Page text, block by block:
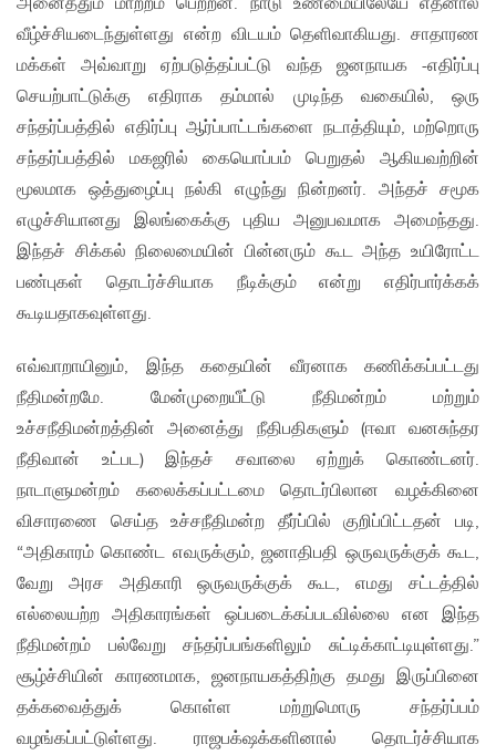
வீழ்ச்சியடைந்துள்ளது என்ற விடயம் தெளிவாகியது. சாதாரண
மக்கள் அவ்வாறு ஏற்படுத்தப்பட்டு வந்த ஜனநாயக -எதிர்ப்பு
செயற்பாட்டுக்கு எதிராக தம்மால் முடிந்த வகையில், ஒரு
சந்தர்ப்பத்தில் எதிர்ப்பு ஆர்ப்பாட்டங்களை நடாத்தியும், மற்றொரு
சந்தர்ப்பத்தில் மகஜரில் கையொப்பம் பெறுதல் ஆகியவற்றின்
மூலமாக ஒத்துழைப்பு நல்கி எழுந்து நின்றனர். அந்தச் சமூக
எழுச்சியானது இலங்கைக்கு புதிய அனுபவமாக அமைந்தது.
இந்தச் சிக்கல் நிலைமையின் பின்னரும் கூட அந்த உயிரோட்ட
பண்புகள் தொடர்ச்சியாக நீடிக்கும் என்று எதிர்பார்க்கக்
கூடியதாகவுள்ளது.
எவ்வாறாயினும், இந்த கதையின் வீரனாக கணிக்கப்பட்டது
நீதிமன்றமே. மேன்முறையீட்டு நீதிமன்றம் மற்றும்
உச்சநீதிமன்றத்தின் அனைத்து நீதிபதிகளும் (ஈவா வனசுந்தர
நீதிவான் உட்பட) இந்தச் சவாலை ஏற்றுக் கொண்டனர்.
நாடாளுமன்றம் கலைக்கப்பட்டமை தொடர்பிலான வழக்கினை
விசாரணை செய்த உச்சநீதிமன்ற தீர்ப்பில் குறிப்பிட்டதன் படி,
“அதிகாரம் கொண்ட எவருக்கும், ஜனாதிபதி ஒருவருக்குக் கூட,
வேறு அரச அதிகாரி ஒருவருக்குக் கூட, எமது சட்டத்தில்
எல்லையற்ற அதிகாரங்கள் ஒப்படைக்கப்படவில்லை என இந்த
நீதிமன்றம் பல்வேறு சந்தர்ப்பங்களிலும் சுட்டிக்காட்டியுள்ளது.”
சூழ்ச்சியின் காரணமாக, ஜனநாயகத்திற்கு தமது இருப்பினை
தக்கவைத்துக் கொள்ள மற்றுமொரு சந்தர்ப்பம்
வழங்கப்பட்டுள்ளது. ராஜபக்‌ஷக்களினால் தொடர்ச்சியாக